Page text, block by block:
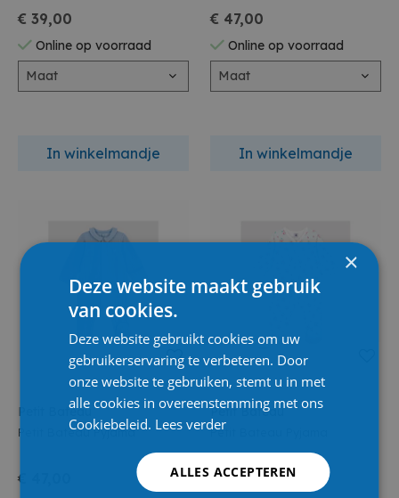
€ 39,00
Online op voorraad
Maat
In winkelmandje
€ 47,00
Online op voorraad
Maat
In winkelmandje
Petit Bateau
Petit Bateau Pyjama
€ 47,00
Petit Bateau
Petit Bateau Pyjama
€ 29,00
×
Deze website maakt gebruik
van cookies.
Deze website gebruikt cookies om uw
gebruikerservaring te verbeteren. Door
onze website te gebruiken, stemt u in met
alle cookies in overeenstemming met ons
Cookiebeleid. Lees verder
ALLES ACCEPTEREN